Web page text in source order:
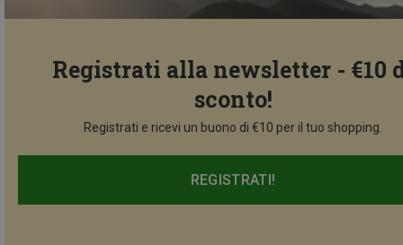
Registrati alla newsletter - €10
sconto!
Registrati e ricevi un buono di €10 per il tuo shopping.
REGISTRATI!